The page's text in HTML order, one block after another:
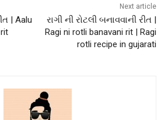
| Aalu
Next article
રાગી ની રોટલી બનાવવાની રીત |
Ragi ni rotli banavani rit | Ragi
rotli recipe in gujarati